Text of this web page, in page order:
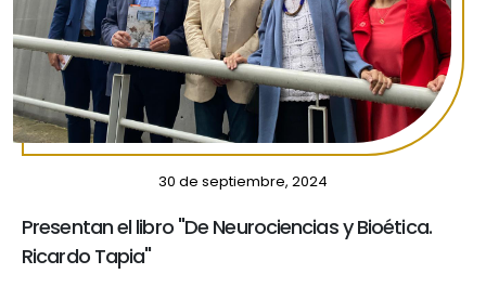
30 de septiembre, 2024
Presentan el libro "De Neurociencias y Bioética.
Ricardo Tapia"